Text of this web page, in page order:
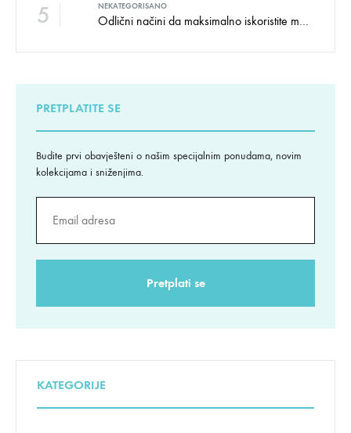
5 NEKATEGORISANO
Odlični načini da maksimalno iskoristite male prostore
PRETPLATITE SE
Budite prvi obavješteni o našim specijalnim ponudama, novim
kolekcijama i sniženjima.
KATEGORIJE